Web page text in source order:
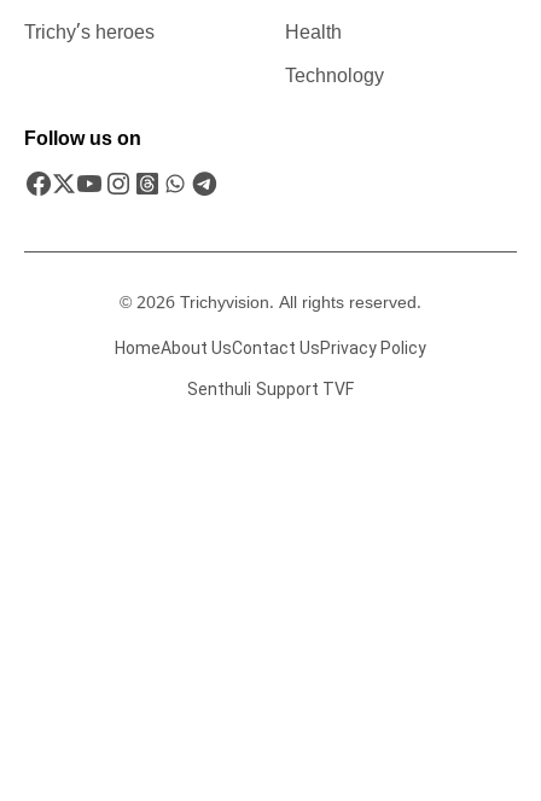
Trichy’s heroes
Health
Technology
Follow us on
© 2026 Trichyvision. All rights reserved.
HomeAbout UsContact UsPrivacy Policy
Senthuli Support TVF